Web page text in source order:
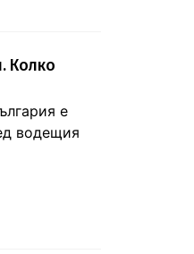
Колко
е
водещия